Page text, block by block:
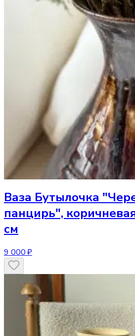
Ваза Бутылочка
панцирь",
см
9 000 ₽